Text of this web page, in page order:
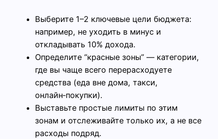
Выберите 1–2 ключевые цели бюджета:
например, не уходить в минус и
откладывать 10% дохода.
Определите “красные зоны” — категории,
где вы чаще всего перерасходуете
средства (еда вне дома, такси,
онлайн‑покупки).
Выставьте простые лимиты по этим
зонам и отслеживайте только их, а не все
расходы подряд.